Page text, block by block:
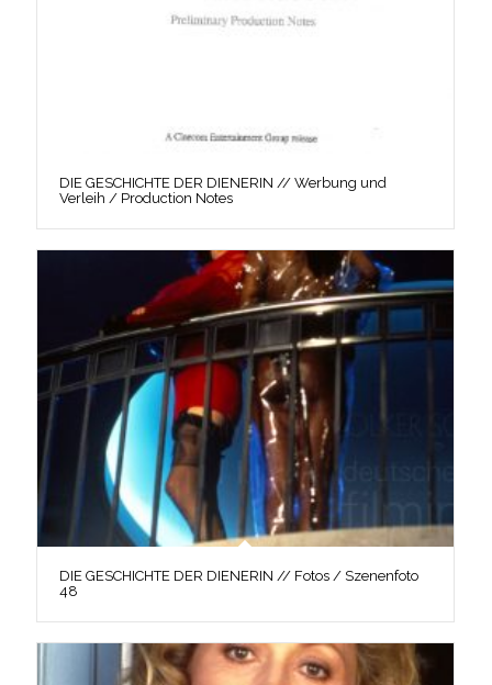
DIE GESCHICHTE DER DIENERIN // Werbung und
Verleih / Production Notes
DIE GESCHICHTE DER DIENERIN // Fotos / Szenenfoto
48